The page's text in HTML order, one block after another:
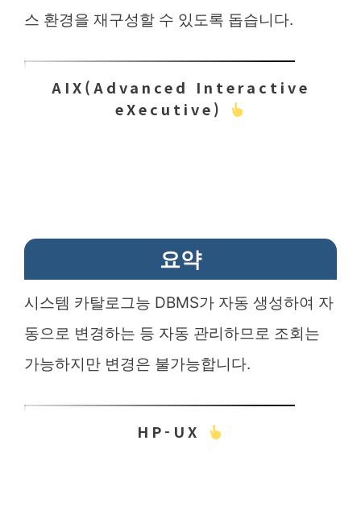
스 환경을 재구성할 수 있도록 돕습니다.
AIX(Advanced Interactive
eXecutive)
요약
시스템 카탈로그능 DBMS가 자동 생성하여 자
동으로 변경하는 등 자동 관리하므로 조회는
가능하지만 변경은 불가능합니다.
HP-UX